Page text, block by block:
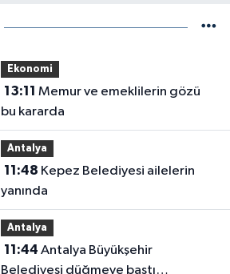
Ekonomi
13:11
bu kararda
Antalya
11:48
yanında
Antalya
11:44
Belediyesi düğmeye bastı